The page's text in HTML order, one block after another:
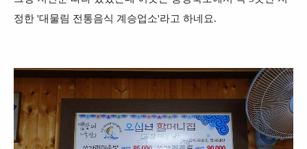
정한 '대물림 전통음식 계승업소'라고 하네요.